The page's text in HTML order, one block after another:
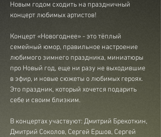
Новым годом сходить на праздничный
концерт любимых артистов!
Концерт «Новогоднее» - это тёплый
семейный юмор, правильное настроение
любимого зимнего праздника, миниатюры
про Новый год, еще ни разу не выходившие
в эфир, и новые сюжеты о любимых героях.
Это праздник, который хочется подарить
себе и своим близким.
В концертах участвуют: Дмитрий Брекоткин,
Дмитрий Соколов, Сергей Ершов, Сергей